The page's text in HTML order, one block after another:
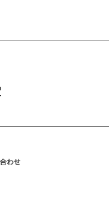
わせ